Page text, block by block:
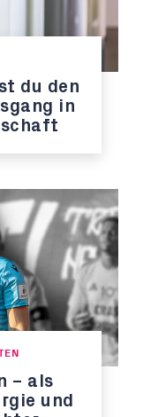
du den
in
– als
und